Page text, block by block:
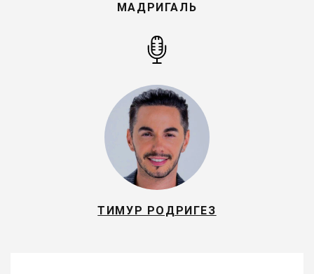
МАДРИГАЛЬ
ТИМУР РОДРИГЕЗ